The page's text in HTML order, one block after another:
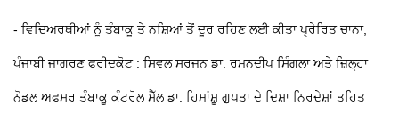
- ਵਿਦਿਅਰਥੀਆਂ ਨੂੰ ਤੰਬਾਕੂ ਤੇ ਨਸ਼ਿਆਂ ਤੋਂ ਦੂਰ ਰਹਿਣ ਲਈ ਕੀਤਾ ਪ੍ਰੇਰਿਤਚਾਨਾ,
ਪੰਜਾਬੀ ਜਾਗਰਣਫਰੀਦਕੋਟ : ਸਿਵਲ ਸਰਜਨ ਡਾ. ਰਮਨਦੀਪ ਸਿੰਗਲਾ ਅਤੇ ਜ਼ਿਲ੍ਹਾ
ਨੋਡਲ ਅਫਸਰ ਤੰਬਾਕੂ ਕੰਟਰੋਲ ਸੈੱਲ ਡਾ. ਹਿਮਾਂਸ਼ੂ ਗੁਪਤਾ ਦੇ ਦਿਸ਼ਾ ਨਿਰਦੇਸ਼ਾਂ ਤਹਿਤ